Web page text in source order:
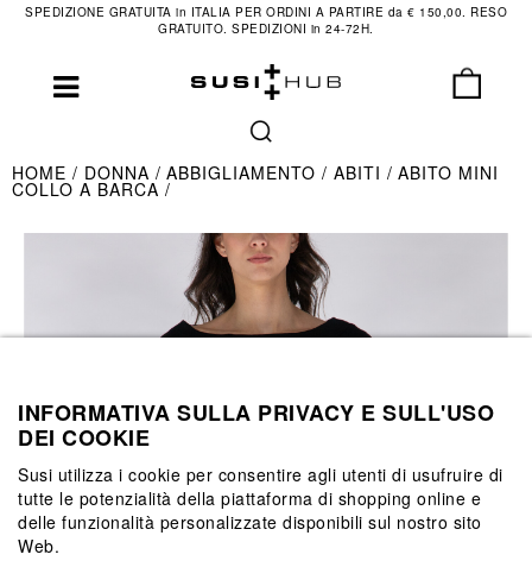
SPEDIZIONE GRATUITA in ITALIA PER ORDINI A PARTIRE da € 150,00. RESO
GRATUITO. SPEDIZIONI in 24-72H.
HOME DONNA ABBIGLIAMENTO ABITI ABITO MINI
COLLO A BARCA
INFORMATIVA SULLA PRIVACY E SULL'USO
DEI COOKIE
Susi utilizza i cookie per consentire agli utenti di usufruire di
tutte le potenzialità della piattaforma di shopping online e
delle funzionalità personalizzate disponibili sul nostro sito
Web.